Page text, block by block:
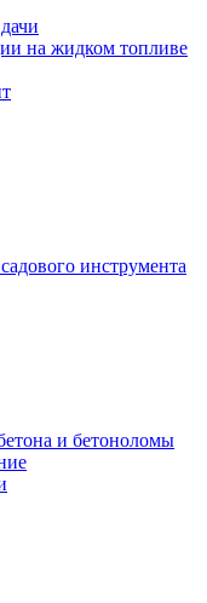
на жидком топливе
инструмента
и бетоноломы